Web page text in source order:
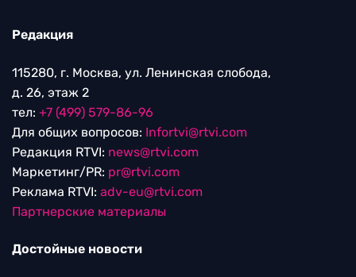
Редакция
115280, г. Москва, ул. Ленинская слобода,
д. 26, этаж 2
тел: +7 (499) 579-86-96
Для общих вопросов: Infortvi@rtvi.com
Редакция RTVI: news@rtvi.com
Маркетинг/PR: pr@rtvi.com
Реклама RTVI: adv-eu@rtvi.com
Партнерские материалы
Достойные новости